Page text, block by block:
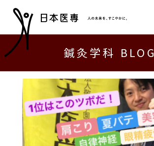
鍼灸学科 BLOG